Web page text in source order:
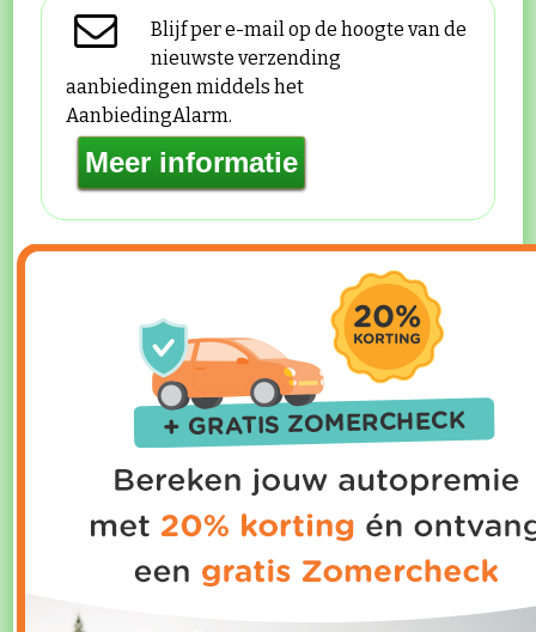
Blijf per e-mail op de hoogte van de
nieuwste verzending
aanbiedingen middels het
AanbiedingAlarm.